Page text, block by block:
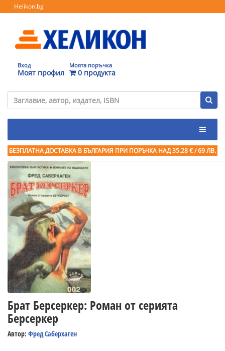
Helikon.bg
Вход
Моят профил
Моята поръчка
0 продукта
БЕЗПЛАТНА ДОСТАВКА В БЪЛГАРИЯ ПРИ ПОРЪЧКА НАД 35.28 € / 69 ЛВ.
Брат Берсеркер: Роман от серията
Берсеркер
Автор: Фред Саберхаген